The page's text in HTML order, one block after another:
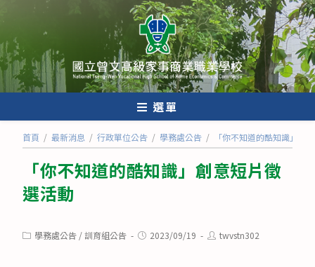
轉
至
主
要
內
選單
首頁 / 最新消息 / 行政單位公告 / 學務處公告 / 「你不知道的酷知識」創
「你不知道的酷知識」創意短片徵
選活動
Post學務處公告 /訓育組公告
Post2023/09/19
Posttwvstn302